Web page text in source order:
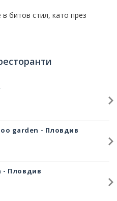
битов стил, като през
Вашият празник, банкет,
поводи.
garden - Пловдив
- Пловдив